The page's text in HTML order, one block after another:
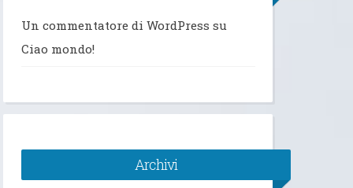
Un commentatore di WordPress su
Ciao mondo!
Archivi